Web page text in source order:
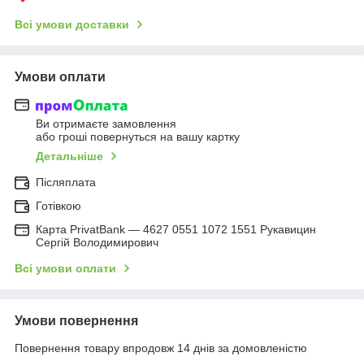
Всі умови доставки
Умови оплати
Ви отримаєте замовлення
або гроші повернуться на вашу картку
Детальніше
Післяплата
Готівкою
Карта PrivatBank — 4627 0551 1072 1551 Рукавицин
Сергій Володимирович
Всі умови оплати
Умови повернення
Повернення товару впродовж 14 днів за домовленістю